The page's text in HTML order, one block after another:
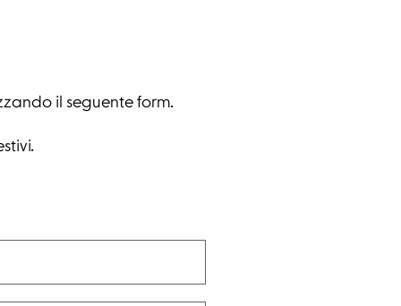
il seguente form.